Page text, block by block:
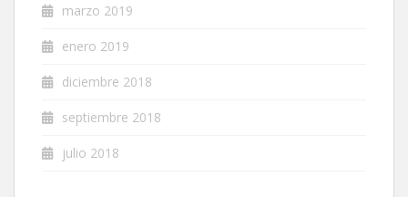
marzo 2019
enero 2019
diciembre 2018
septiembre 2018
julio 2018